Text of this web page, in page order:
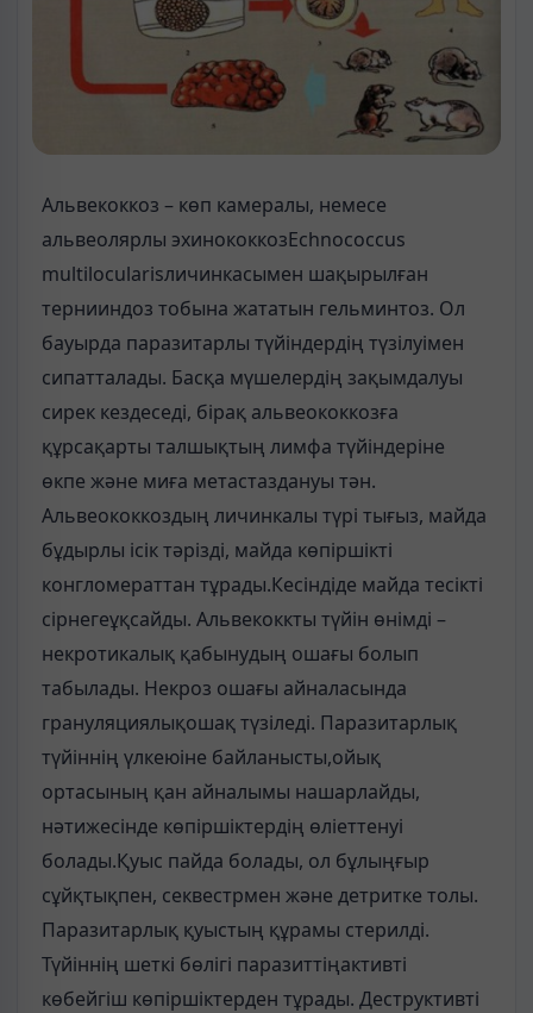
Альвекоккоз – көп камералы, немесе
альвеолярлы эхинококкозEchnococcus
multilocularisличинкасымен шақырылған
тернииндоз тобына жататын гельминтоз. Ол
бауырда паразитарлы түйіндердің түзілуімен
сипатталады. Басқа мүшелердің зақымдалуы
сирек кездеседі, бірақ альвеококкозға
құрсақарты талшықтың лимфа түйіндеріне
өкпе және миға метастаздануы тән.
Альвеококкоздың личинкалы түрі тығыз, майда
бұдырлы ісік тәрізді, майда көпіршікті
конгломераттан тұрады.Кесіндіде майда тесікті
сірнегеұқсайды. Альвекоккты түйін өнімді –
некротикалық қабынудың ошағы болып
табылады. Некроз ошағы айналасында
грануляциялықошақ түзіледі. Паразитарлық
түйіннің үлкеюіне байланысты,ойық
ортасының қан айналымы нашарлайды,
нәтижесінде көпіршіктердің өліеттенуі
болады.Қуыс пайда болады, ол бұлыңғыр
сұйқтықпен, секвестрмен және детритке толы.
Паразитарлық қуыстың құрамы стерилді.
Түйіннің шеткі бөлігі паразиттіңактивті
көбейгіш көпіршіктерден тұрады. Деструктивті